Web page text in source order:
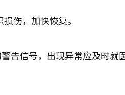
伤，加快恢复。
告信号，出现异常应及时就